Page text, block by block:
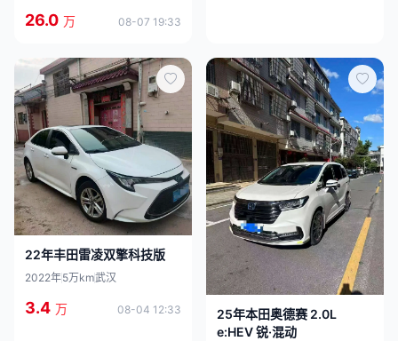
26.0 万 08-07 19:33
22年丰田雷凌双擎科技版
2022年5万km武汉
3.4 万 08-04 12:33
25年本田奥德赛 2.0L
e:HEV 锐·混动